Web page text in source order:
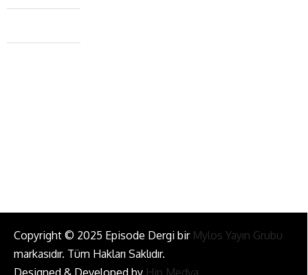
Caferağa Mah. Dr. Şakir Paşa Sok. No3/A Kadıköy İstanbul
+90 543 345 46 00
Copyright © 2025 Episode Dergi bir Mylos Yayın Grubu
markasıdır. Tüm Hakları Saklıdır.
Designed & Developed by Hip Medya